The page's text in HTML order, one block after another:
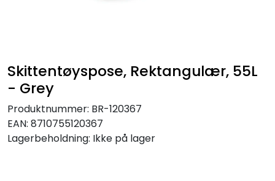
Skittentøyspose, Rektangulær, 55L
- Grey
Produktnummer: BR-120367
EAN: 8710755120367
Lagerbeholdning: Ikke på lager